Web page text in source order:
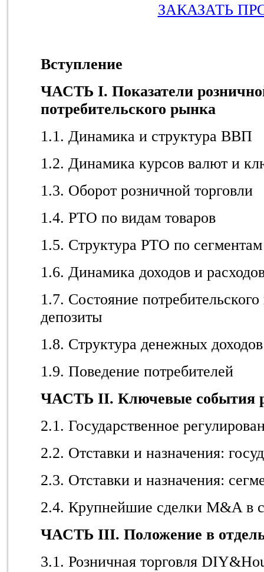
ЗАКАЗАТЬ
Вступление
ЧАСТЬ I. Показатели
потребительского рынка
1.1. Динамика и структура ВВП
1.2. Динамика курсов валют и
1.3. Оборот розничной торговли
1.4. РТО по видам товаров
1.5. Структура РТО по сегментам
1.6. Динамика доходов и
1.7. Состояние
депозиты
1.8. Структура денежных
1.9. Поведение потребителей
ЧАСТЬ II. Ключевые события
2.1. Государственное
2.2. Отставки и назначения:
2.3. Отставки и назначения:
2.4. Крупнейшие сделки M&A в
ЧАСТЬ III. Положение в
3.1. Розничная торговля